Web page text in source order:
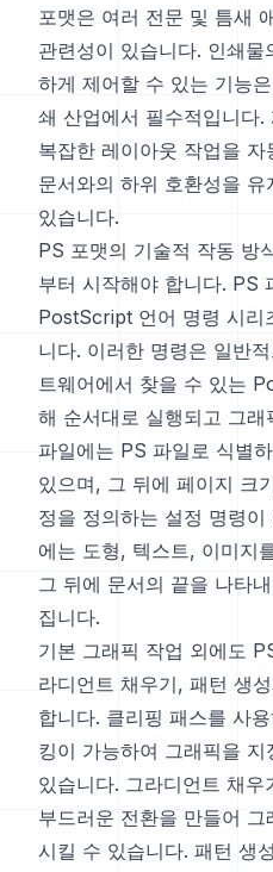
포맷은 여러 전문 및 틈새
관련성이 있습니다. 인쇄
하게 제어할 수 있는 기능
쇄 산업에서 필수적입니다
복잡한 레이아웃 작업을
문서와의 하위 호환성을
있습니다.
PS 포맷의 기술적 작동 방
부터 시작해야 합니다. PS
PostScript 언어 명령 시리
니다. 이러한 명령은 일반
트웨어에서 찾을 수 있는
해 순서대로 실행되고 그
파일에는 PS 파일로 식별
있으며, 그 뒤에 페이지 크
정을 정의하는 설정 명령
에는 도형, 텍스트, 이미지
그 뒤에 문서의 끝을 나타
집니다.
기본 그래픽 작업 외에도
라디언트 채우기, 패턴 생
합니다. 클리핑 패스를 사
킹이 가능하여 그래픽을
있습니다. 그라디언트 채
부드러운 전환을 만들어
시킬 수 있습니다. 패턴 생